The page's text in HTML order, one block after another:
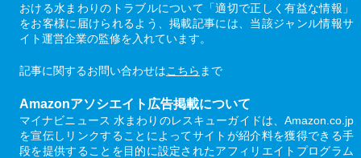
おける水まわりのトラブルについて「適切で正しく有益な情報」
をお客様に届けられるよう、掲載記事には、当該ジャンル情報サ
イト運営企業の監修を入れています。
記事に関するお問い合わせはこちら まで
Amazonアソシエイト広告掲載について
マイナビニュース 水まわりのレスキューガイドは、Amazon.co.jp
を宣伝しリンクすることによってサイトが紹介料を獲得できる手
段を提供することを目的に設定されたアフィリエイトプログラム